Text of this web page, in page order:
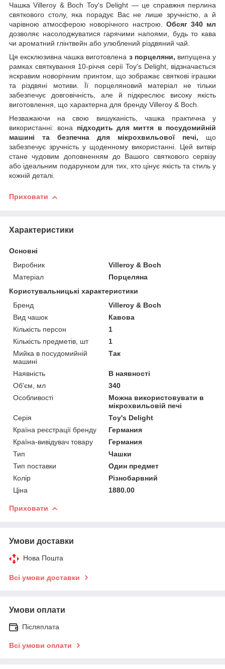
Чашка Villeroy & Boch Toy's Delight — це справжня перлина
святкового столу, яка порадує Вас не лише зручністю, а й
чарівною атмосферою новорічного настрою. Обсяг 340 мл
дозволяє насолоджуватися гарячими напоями, будь то кава
чи ароматний глінтвейн або улюблений різдвяний чай.
Ця ексклюзивна чашка виготовлена з порцеляни, випущена у
рамках святкування 10-річчя серії Toy's Delight, відзначається
яскравим новорічним принтом, що зображає святкові іграшки
та різдвяні мотиви. Її порцеляновий матеріал не тільки
забезпечує довговічність, але й підкреслює високу якість
виготовлення, що характерна для бренду Villeroy & Boch.
Незважаючи на свою вишуканість, чашка практична у
використанні: вона підходить для миття в посудомийній
машині та безпечна для мікрохвильової печі, що
забезпечує зручність у щоденному використанні. Цей витвір
стане чудовим доповненням до Вашого святкового сервізу
або ідеальним подарунком для тих, хто цінує якість та стиль у
кожній деталі.
Приховати
Характеристики
Основні
Виробник
Villeroy & Boch
Матеріал
Порцеляна
Користувальницькі характеристики
Бренд
Villeroy & Boch
Вид чашок
Кавова
Кількість персон
1
Кількість предметів, шт
1
Мийка в посудомийній
машині
Так
Наявність
В наявності
Об'єм, мл
340
Особливості
Можна використовувати в
мікрохвильовій печі
Серія
Toy's Delight
Країна реєстрації бренду
Германия
Країна-вивідувач товару
Германия
Тип
Чашки
Тип поставки
Один предмет
Колір
Різнобарвний
Ціна
1880.00
Приховати
Умови доставки
Нова Пошта
Всі умови доставки
Умови оплати
Післяплата
Всі умови оплати